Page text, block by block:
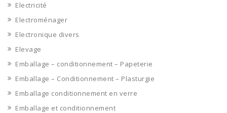
Electricité
Electroménager
Electronique divers
Elevage
Emballage – conditionnement – Papeterie
Emballage – Conditionnement – Plasturgie
Emballage conditionnement en verre
Emballage et conditionnement